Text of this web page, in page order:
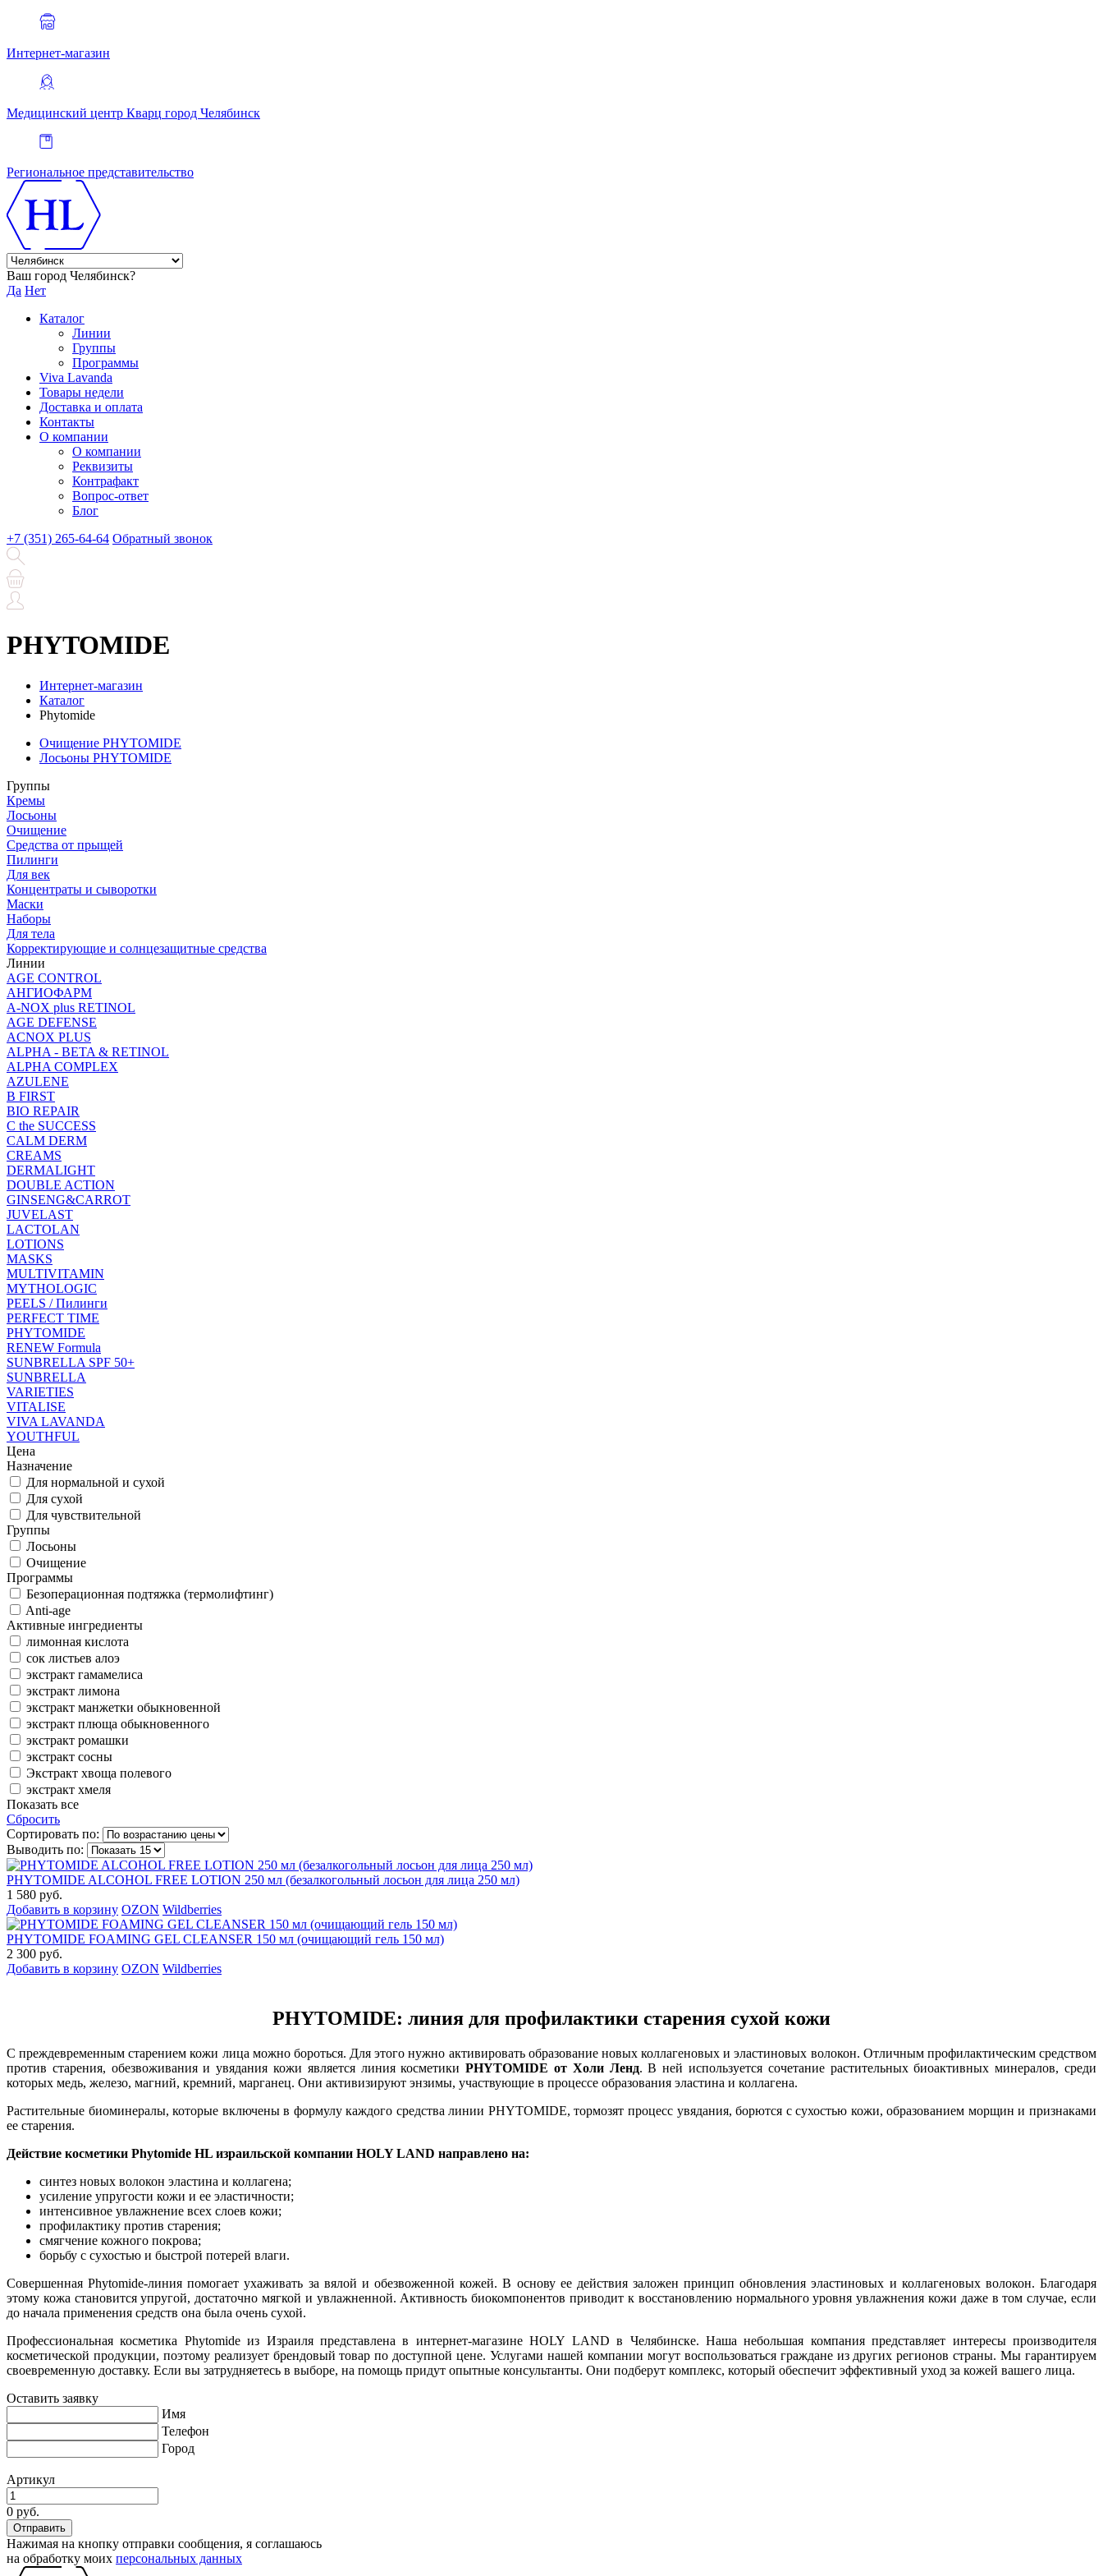
Интернет-магазин
Медицинский центр Кварц город Челябинск
Региональное представительство
Ваш город Челябинск?
Да Нет
Каталог
Линии
Группы
Программы
Viva Lavanda
Товары недели
Доставка и оплата
Контакты
О компании
О компании
Реквизиты
Контрафакт
Вопрос-ответ
Блог
+7 (351) 265-64-64 Обратный звонок
PHYTOMIDE
Интернет-магазин
Каталог
Phytomide
Очищение PHYTOMIDE
Лосьоны PHYTOMIDE
Группы
Кремы
Лосьоны
Очищение
Средства от прыщей
Пилинги
Для век
Концентраты и сыворотки
Маски
Наборы
Для тела
Корректирующие и солнцезащитные средства
Линии
AGE CONTROL
АНГИОФАРМ
A-NOX plus RETINOL
AGE DEFENSE
ACNOX PLUS
ALPHA - BETA & RETINOL
ALPHA COMPLEX
AZULENE
B FIRST
BIO REPAIR
C the SUCCESS
CALM DERM
CREAMS
DERMALIGHT
DOUBLE ACTION
GINSENG&CARROT
JUVELAST
LACTOLAN
LOTIONS
MASKS
MULTIVITAMIN
MYTHOLOGIC
PEELS / Пилинги
PERFECT TIME
PHYTOMIDE
RENEW Formula
SUNBRELLA SPF 50+
SUNBRELLA
VARIETIES
VITALISE
VIVA LAVANDA
YOUTHFUL
Цена
Назначение
Для нормальной и сухой
Для сухой
Для чувствительной
Группы
Лосьоны
Очищение
Программы
Безоперационная подтяжка (термолифтинг)
Anti-age
Активные ингредиенты
лимонная кислота
сок листьев алоэ
экстракт гамамелиса
экстракт лимона
экстракт манжетки обыкновенной
экстракт плюща обыкновенного
экстракт ромашки
экстракт сосны
Экстракт хвоща полевого
экстракт хмеля
Показать все
Сбросить
Сортировать по:
Выводить по:
PHYTOMIDE ALCOHOL FREE LOTION 250 мл (безалкогольный лосьон для лица 250 мл)
1 580 руб.
Добавить в корзину OZON Wildberries
PHYTOMIDE FOAMING GEL CLEANSER 150 мл (очищающий гель 150 мл)
2 300 руб.
Добавить в корзину OZON Wildberries
PHYTOMIDE: линия для профилактики старения сухой кожи
С преждевременным старением кожи лица можно бороться. Для этого нужно активировать образование новых коллагеновых и эластиновых волокон. Отличным профилактическим средством
против старения, обезвоживания и увядания кожи является линия косметикиPHYTOMIDE от Холи Ленд. В ней используется сочетание растительных биоактивных минералов, среди
которых медь, железо, магний, кремний, марганец. Они активизируют энзимы, участвующие в процессе образования эластина и коллагена.
Растительные биоминералы, которые включены в формулу каждого средства линии PHYTOMIDE, тормозят процесс увядания, борются с сухостью кожи, образованием морщин и признаками
ее старения.
Действие косметики Phytomide HL израильской компании HOLY LAND направлено на:
синтез новых волокон эластина и коллагена;
усиление упругости кожи и ее эластичности;
интенсивное увлажнение всех слоев кожи;
профилактику против старения;
смягчение кожного покрова;
борьбу с сухостью и быстрой потерей влаги.
Совершенная Phytomide-линия помогает ухаживать за вялой и обезвоженной кожей. В основу ее действия заложен принцип обновления эластиновых и коллагеновых волокон. Благодаря
этому кожа становится упругой, достаточно мягкой и увлажненной. Активность биокомпонентов приводит к восстановлению нормального уровня увлажнения кожи даже в том случае, если
до начала применения средств она была очень сухой.
Профессиональная косметика Phytomide из Израиля представлена в интернет-магазине HOLY LAND в Челябинске. Наша небольшая компания представляет интересы производителя
косметической продукции, поэтому реализует брендовый товар по доступной цене. Услугами нашей компании могут воспользоваться граждане из других регионов страны. Мы гарантируем
своевременную доставку. Если вы затрудняетесь в выборе, на помощь придут опытные консультанты. Они подберут комплекс, который обеспечит эффективный уход за кожей вашего лица.
Оставить заявку
Имя
Телефон
Город
Артикул
0 руб.
Нажимая на кнопку отправки сообщения, я соглашаюсь
на обработку моих персональных данных